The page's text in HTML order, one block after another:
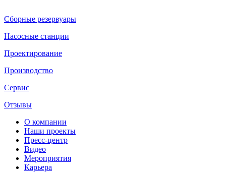
Сборные резервуары
Насосные станции
Проектирование
Производство
Сервис
Отзывы
О компании
Наши проекты
Пресс-центр
Видео
Мероприятия
Карьера